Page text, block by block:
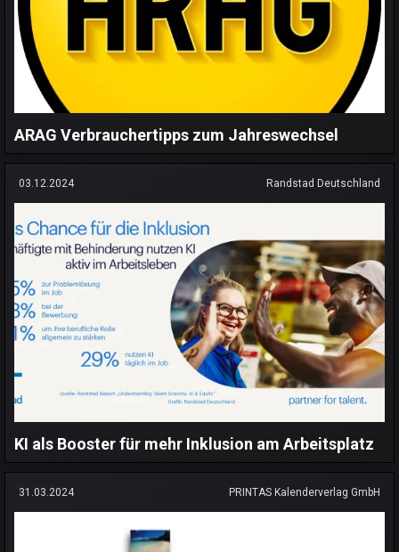
ARAG Verbrauchertipps zum Jahreswechsel
03.12.2024 Randstad Deutschland
KI als Booster für mehr Inklusion am Arbeitsplatz
31.03.2024 PRINTAS Kalenderverlag GmbH